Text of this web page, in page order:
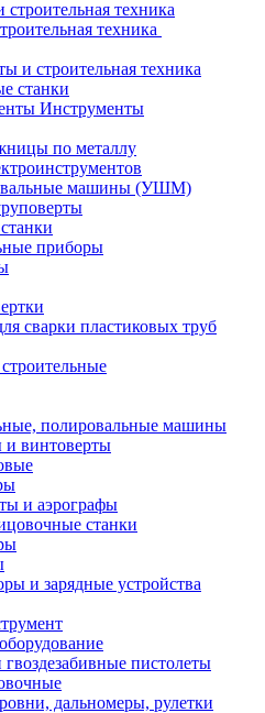
техника
и строительная техника
станки
Инструменты
по металлу
машины (УШМ)
приборы
сварки пластиковых труб
полировальные машины
и винтоверты
и аэрографы
станки
и зарядные устройства
пистолеты
дальномеры, рулетки